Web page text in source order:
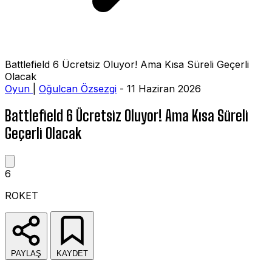
Battlefield 6 Ücretsiz Oluyor! Ama Kısa Süreli Geçerli
Olacak
Oyun
Oğulcan Özsezgi - 11 Haziran 2026
Battlefield 6 Ücretsiz Oluyor! Ama Kısa Süreli
Geçerli Olacak
6
ROKET
PAYLAŞ KAYDET